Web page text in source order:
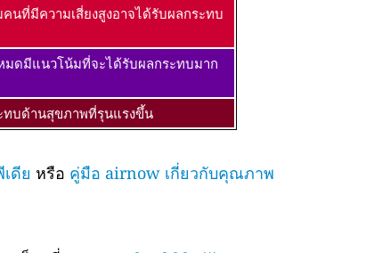
นที่มีความเสี่ยงสูงอาจได้รับผลกระทบ
มดมีแนวโน้มที่จะได้รับผลกระทบมาก
ทบด้านสุขภาพที่รุนแรงขึ้น
ดีย หรือ คู่มือ airnow เกี่ยวกับคุณภาพ